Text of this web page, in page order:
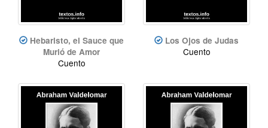
Hebaristo, el Sauce que
Murió de Amor
Cuento
Los Ojos de Judas
Cuento